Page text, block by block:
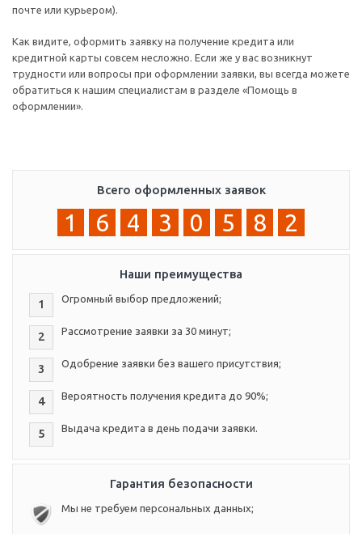
почте или курьером).
Как видите, оформить заявку на получение кредита или
кредитной карты совсем несложно. Если же у вас возникнут
трудности или вопросы при оформлении заявки, вы всегда можете
обратиться к нашим специалистам в разделе «Помощь в
оформлении».
Всего оформленных заявок
1 6 4 3 0 5 8 2
Наши преимущества
1 Огромный выбор предложений;
2 Рассмотрение заявки за 30 минут;
3 Одобрение заявки без вашего присутствия;
4 Вероятность получения кредита до 90%;
5 Выдача кредита в день подачи заявки.
Гарантия безопасности
Мы не требуем персональных данных;